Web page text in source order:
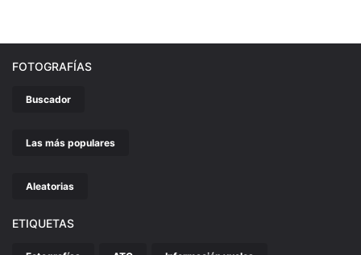
FOTOGRAFÍAS
Buscador
Las más populares
Aleatorias
ETIQUETAS